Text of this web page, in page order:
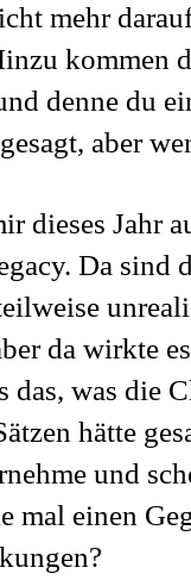
mehr
kommen
denne du
aber
dieses Jahr
Da sind
da wirkte
das, was die
hätte
und
mal einen